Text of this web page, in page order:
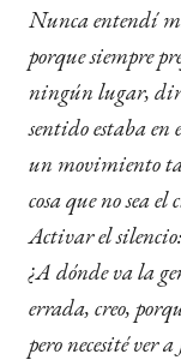
Nunca entendí
porque siempre
ningún lugar,
sentido estaba en
un movimiento
cosa que no sea
Activar el
¿A dónde va la
errada, creo,
pero necesité ver